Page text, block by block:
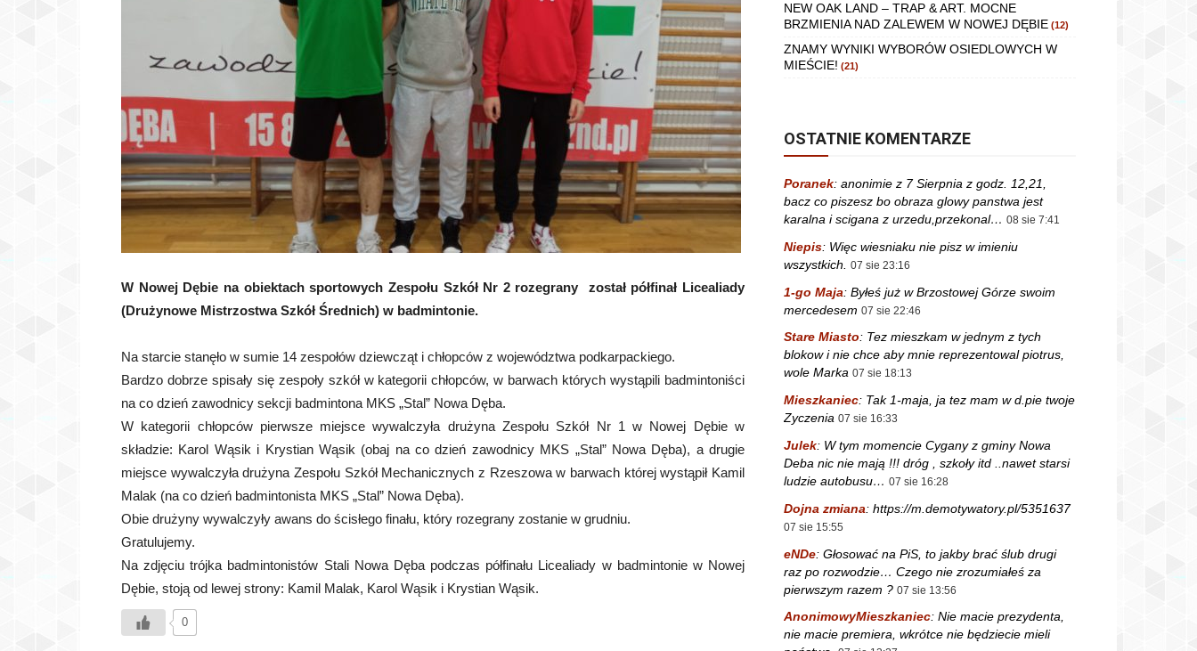
W Nowej Dębie na obiektach sportowych Zespołu Szkół Nr 2 rozegrany został półfinał Licealiady
(Drużynowe Mistrzostwa Szkół Średnich) w badmintonie.
Na starcie stanęło w sumie 14 zespołów dziewcząt i chłopców z województwa podkarpackiego.
Bardzo dobrze spisały się zespoły szkół w kategorii chłopców, w barwach których wystąpili badmintoniści
na co dzień zawodnicy sekcji badmintona MKS „Stal” Nowa Dęba.
W kategorii chłopców pierwsze miejsce wywalczyła drużyna Zespołu Szkół Nr 1 w Nowej Dębie w
składzie: Karol Wąsik i Krystian Wąsik (obaj na co dzień zawodnicy MKS „Stal” Nowa Dęba), a drugie
miejsce wywalczyła drużyna Zespołu Szkół Mechanicznych z Rzeszowa w barwach której wystąpił Kamil
Malak (na co dzień badmintonista MKS „Stal” Nowa Dęba).
Obie drużyny wywalczyły awans do ścisłego finału, który rozegrany zostanie w grudniu.
Gratulujemy.
Na zdjęciu trójka badmintonistów Stali Nowa Dęba podczas półfinału Licealiady w badmintonie w Nowej
Dębie, stoją od lewej strony: Kamil Malak, Karol Wąsik i Krystian Wąsik.
0
NEW OAK LAND – TRAP & ART. MOCNE
BRZMIENIA NAD ZALEWEM W NOWEJ DĘBIE (12)
ZNAMY WYNIKI WYBORÓW OSIEDLOWYCH W
MIEŚCIE! (21)
OSTATNIE KOMENTARZE
Poranek: anonimie z 7 Sierpnia z godz. 12,21,
bacz co piszesz bo obraza glowy panstwa jest
karalna i scigana z urzedu,przekonal… 08 sie 7:41
Niepis: Więc wiesniaku nie pisz w imieniu
wszystkich.
07 sie 23:16
1-go Maja: Byłeś już w Brzostowej Górze swoim
mercedesem 07 sie 22:46
Stare Miasto: Tez mieszkam w jednym z tych
blokow i nie chce aby mnie reprezentowal piotrus,
wole Marka 07 sie 18:13
Mieszkaniec: Tak 1-maja, ja tez mam w d.pie twoje
Zyczenia 07 sie 16:33
Julek: W tym momencie Cygany z gminy Nowa
Deba nic nie mają !!! dróg , szkoły itd ..nawet starsi
ludzie autobusu… 07 sie 16:28
Dojna zmiana: https://m.demotywatory.pl/5351637
07 sie 15:55
eNDe: Głosować na PiS, to jakby brać ślub drugi
raz po rozwodzie… Czego nie zrozumiałeś za
pierwszym razem ? 07 sie 13:56
AnonimowyMieszkaniec: Nie macie prezydenta,
nie macie premiera, wkrótce nie będziecie mieli